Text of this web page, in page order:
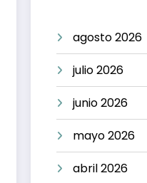
agosto 2026
julio 2026
junio 2026
mayo 2026
abril 2026